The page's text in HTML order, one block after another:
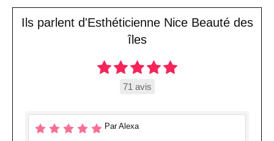
Ils parlent d'Esthéticienne Nice Beauté des
îles
71 avis
Par Alexa